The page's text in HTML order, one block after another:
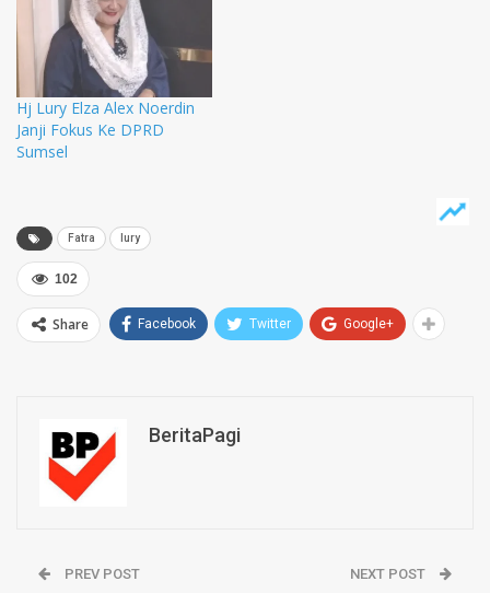
Hj Lury Elza Alex Noerdin
Janji Fokus Ke DPRD
Sumsel
Fatra lury
102
Share Facebook Twitter Google+
BeritaPagi
PREV POST NEXT POST